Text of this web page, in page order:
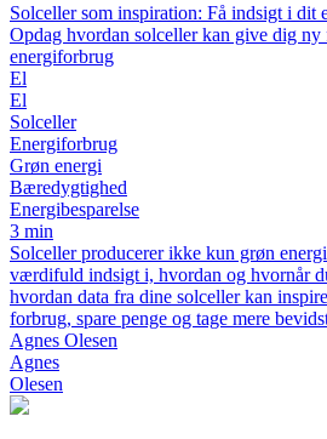
Solceller som inspiration: Få indsigt i dit
Opdag hvordan solceller kan give dig ny
energiforbrug
El
El
Solceller
Energiforbrug
Grøn energi
Bæredygtighed
Energibesparelse
3 min
Solceller producerer ikke kun grøn
værdifuld indsigt i, hvordan og hvornår
hvordan data fra dine solceller kan
forbrug, spare penge og tage mere
Agnes Olesen
Agnes
Olesen